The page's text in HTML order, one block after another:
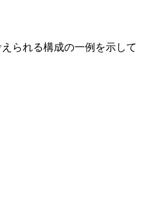
られる構成の一例を示して